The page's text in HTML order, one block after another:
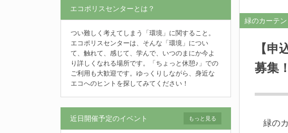
緑のカーテン
【
募集！
緑のカ
エコポリスセンターとは？
つい難しく考えてしまう「環境」に関すること。
エコポリスセンターは、そんな「環境」につい
て、触れて、感じて、学んで、いつのまにか今よ
り詳しくなれる場所です。「ちょっと休憩♪」での
ご利用も大歓迎です。ゆっくりしながら、身近な
エコへのヒントを探してみてください！
近日開催予定のイベント もっと見る